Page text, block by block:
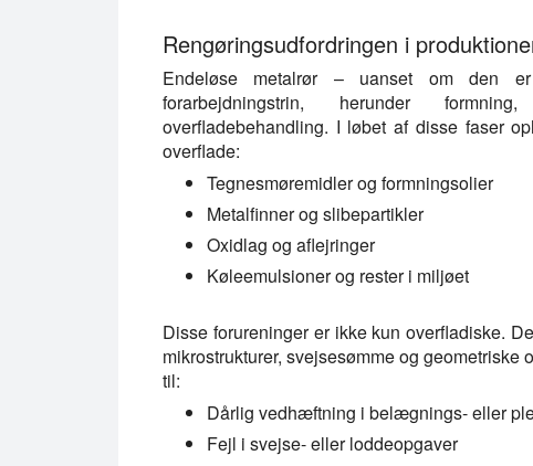
Rengøringsudfordringen i
Endeløse metalrør – uanset om den
forarbejdningstrin, herunder
overfladebehandling. I løbet af disse faser
overflade:
Tegnesmøremidler og formningsolier
Metalfinner og slibepartikler
Oxidlag og aflejringer
Køleemulsioner og rester i miljøet
Disse forureninger er ikke kun overfladiske.
mikrostrukturer, svejsesømme og
til:
Dårlig vedhæftning i belægnings- eller
Fejl i svejse- eller loddeopgaver